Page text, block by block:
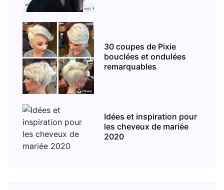
30 coupes de Pixie
bouclées et ondulées
remarquables
Idées et inspiration pour
les cheveux de mariée
2020